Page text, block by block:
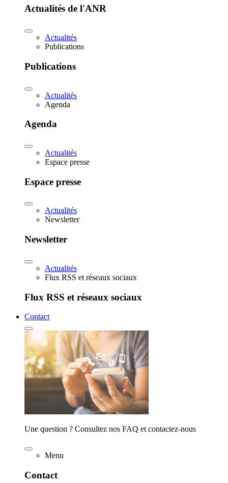
Actualités de l'ANR
Actualités
Publications
Publications
Actualités
Agenda
Agenda
Actualités
Espace presse
Espace presse
Actualités
Newsletter
Newsletter
Actualités
Flux RSS et réseaux sociaux
Flux RSS et réseaux sociaux
Contact
Une question ? Consultez nos FAQ et contactez-nous
Menu
Contact